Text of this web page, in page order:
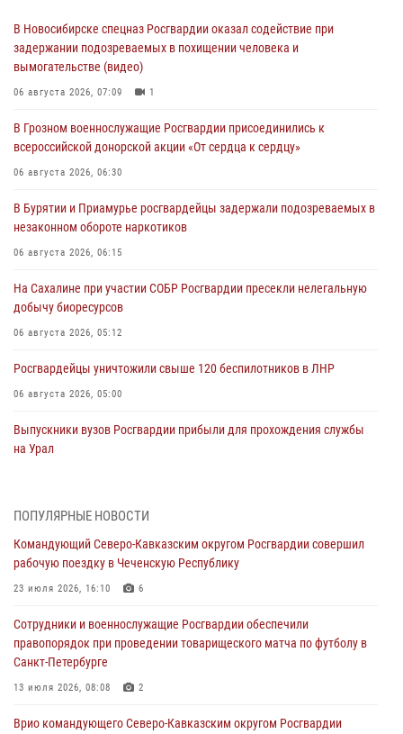
В Новосибирске спецназ Росгвардии оказал содействие при
задержании подозреваемых в похищении человека и
вымогательстве (видео)
06 августа 2026, 07:09 1
В Грозном военнослужащие Росгвардии присоединились к
всероссийской донорской акции «От сердца к сердцу»
06 августа 2026, 06:30
В Бурятии и Приамурье росгвардейцы задержали подозреваемых в
незаконном обороте наркотиков
06 августа 2026, 06:15
На Сахалине при участии СОБР Росгвардии пресекли нелегальную
добычу биоресурсов
06 августа 2026, 05:12
Росгвардейцы уничтожили свыше 120 беспилотников в ЛНР
06 августа 2026, 05:00
Выпускники вузов Росгвардии прибыли для прохождения службы
на Урал
Росгвардейцы проверили работу ЧОП в детских оздоровительных
05 августа 2026, 14:44
На Северном Кавказе росгвардейцы приняли участие в
05 августа 2026, 14:30
При содействии спецназа Росгвардии задержаны подозреваемые в
организации незаконной миграции в Подмосковье (видео)
ПОПУЛЯРНЫЕ НОВОСТИ
Командующий Северо-Кавказским округом Росгвардии совершил
рабочую поездку в Чеченскую Республику
23 июля 2026, 16:10 6
Сотрудники и военнослужащие Росгвардии обеспечили
правопорядок при проведении товарищеского матча по футболу в
Санкт-Петербурге
13 июля 2026, 08:08 2
Врио командующего Северо-Кавказским округом Росгвардии